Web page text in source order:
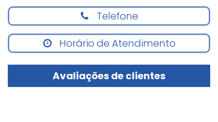
Telefone
Horário de Atendimento
Avaliações de clientes